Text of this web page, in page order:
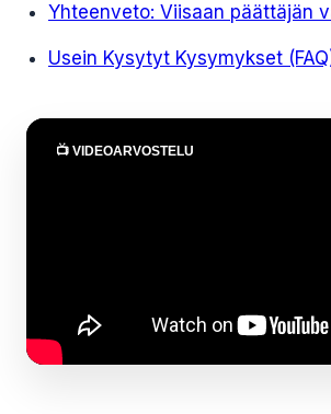
Yhteenveto: Viisaan päättäjän
Usein Kysytyt Kysymykset
📺 VIDEOARVOSTELU